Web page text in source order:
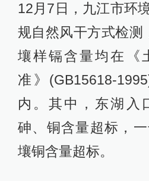
12月7日，九江市环
规自然风干方式检测
壤样镉含量均在《
准》(GB15618-
内。其中，东湖入
砷、铜含量超标，
壤铜含量超标。